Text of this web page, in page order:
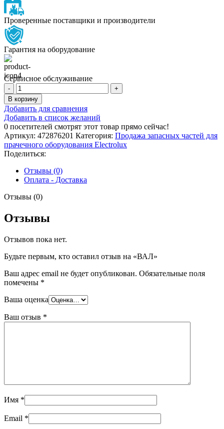
Проверенные поставщики и производители
Гарантия на оборудование
Сервисное обслуживание
Количество
товара
ВАЛ
В корзину
Добавить для сравнения
Добавить в список желаний
0 посетителей смотрят этот товар прямо сейчас!
Артикул: 472876201 Категория: Продажа запасных частей для
прачечного оборудования Electrolux
Поделиться:
Отзывы (0)
Оплата - Доставка
Отзывы (0)
Отзывы
Отзывов пока нет.
Будьте первым, кто оставил отзыв на «ВАЛ»
Ваш адрес email не будет опубликован. Обязательные поля
помечены *
Ваша оценка
Ваш отзыв *
Имя *
Email *